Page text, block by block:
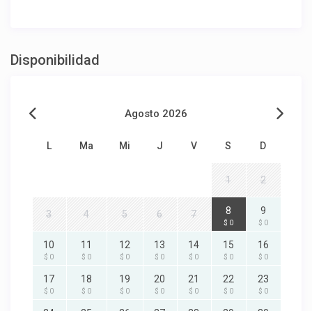
Disponibilidad
Agosto 2026
L Ma Mi J V S D
1 2
3 4 5 6 7 8
$ 0
9
$ 0
10
$ 0
11
$ 0
12
$ 0
13
$ 0
14
$ 0
15
$ 0
16
$ 0
17
$ 0
18
$ 0
19
$ 0
20
$ 0
21
$ 0
22
$ 0
23
$ 0